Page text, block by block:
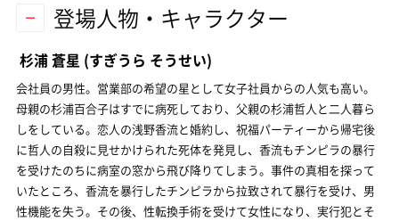
登場人物・キャラクター
杉浦 蒼星 (すぎうら そうせい)
会社員の男性。営業部の希望の星として女子社員からの人気も高い。
母親の杉浦百合子はすでに病死しており、父親の杉浦哲人と二人暮ら
しをしている。恋人の浅野香流と婚約し、祝福パーティーから帰宅後
に哲人の自殺に見せかけられた死体を発見し、香流もチンピラの暴行
を受けたのちに病室の窓から飛び降りてしまう。事件の真相を探って
いたところ、香流を暴行したチンピラから拉致されて暴行を受け、男
性機能を失う。その後、性転換手術を受けて女性になり、実行犯とそ